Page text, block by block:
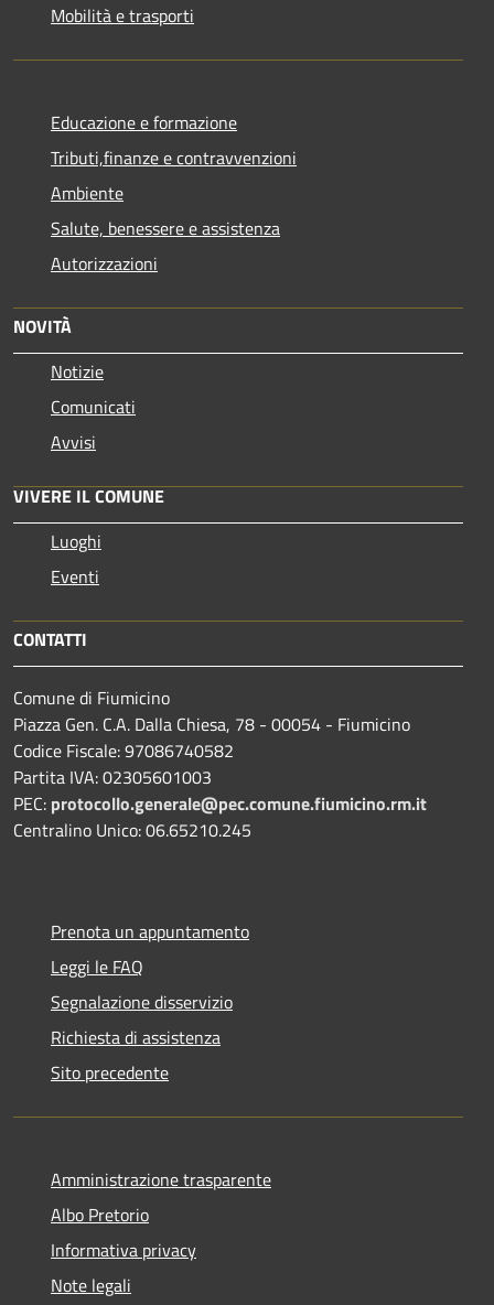
Mobilità e trasporti
Educazione e formazione
Tributi,finanze e contravvenzioni
Ambiente
Salute, benessere e assistenza
Autorizzazioni
NOVITÀ
Notizie
Comunicati
Avvisi
VIVERE IL COMUNE
Luoghi
Eventi
CONTATTI
Comune di Fiumicino
Piazza Gen. C.A. Dalla Chiesa, 78 - 00054 - Fiumicino
Codice Fiscale: 97086740582
Partita IVA: 02305601003
PEC: protocollo.generale@pec.comune.fiumicino.rm.it
Centralino Unico: 06.65210.245
Prenota un appuntamento
Leggi le FAQ
Segnalazione disservizio
Richiesta di assistenza
Sito precedente
Amministrazione trasparente
Albo Pretorio
Informativa privacy
Note legali